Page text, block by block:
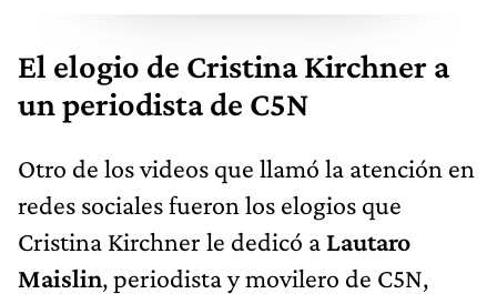
El elogio de Cristina Kirchner a
un periodista de C5N
Otro de los videos que llamó la atención en
redes sociales fueron los elogios que
Cristina Kirchner le dedicó a Lautaro
Maislin, periodista y movilero de C5N,